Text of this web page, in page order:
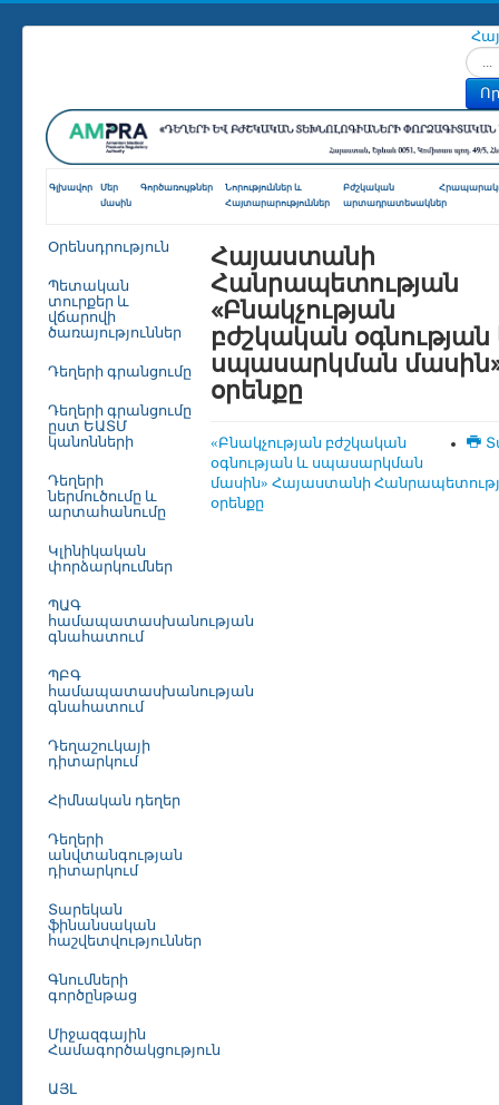
Գլխավոր
Մեր
մասին
Գործառույթներ
Նորություններ և
Հայտարարություններ
Բժշկական
արտադրատեսակներ
Օրենսդրություն
Պետական
տուրքեր և
վճարովի
ծառայություններ
Դեղերի գրանցումը
Դեղերի գրանցումը
ըստ ԵԱՏՄ
կանոնների
Դեղերի
ներմուծումը և
արտահանումը
Կլինիկական
փորձարկումներ
ՊԱԳ
համապատասխանության
գնահատում
ՊԲԳ
համապատասխանության
գնահատում
Դեղաշուկայի
դիտարկում
Հիմնական դեղեր
Դեղերի
անվտանգության
դիտարկում
Տարեկան
ֆինանսական
հաշվետվություններ
Գնումների
գործընթաց
Միջազգային
Համագործակցություն
ԱՅԼ
Հայաստանի
Հանրապետության
«Բնակչության
բժշկական
սպասարկման
օրենքը
«Բնակչության բժշկական
օգնության և սպասարկման
մասին» Հայաստանի
օրենքը